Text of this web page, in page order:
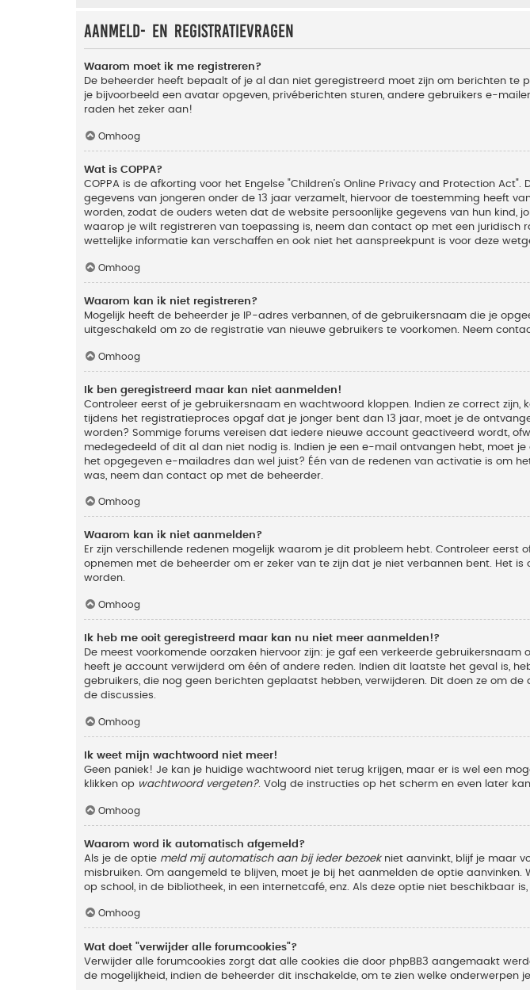
Aanmeld- en registratievragen
Waarom moet ik me registreren?
De beheerder heeft bepaalt of je al dan niet geregistreerd moet zijn om berichten te
je bijvoorbeeld een avatar opgeven, privéberichten sturen, andere gebruikers e-
raden het zeker aan!
Omhoog
Wat is COPPA?
COPPA is de afkorting voor het Engelse "Children’s Online Privacy and Protection
gegevens van jongeren onder de 13 jaar verzamelt, hiervoor de toestemming heeft
worden, zodat de ouders weten dat de website persoonlijke gegevens van hun kind,
waarop je wilt registreren van toepassing is, neem dan contact op met een
wettelijke informatie kan verschaffen en ook niet het aanspreekpunt is voor deze
Omhoog
Waarom kan ik niet registreren?
Mogelijk heeft de beheerder je IP-adres verbannen, of de gebruikersnaam die je
uitgeschakeld om zo de registratie van nieuwe gebruikers te voorkomen. Neem
Omhoog
Ik ben geregistreerd maar kan niet aanmelden!
Controleer eerst of je gebruikersnaam en wachtwoord kloppen. Indien ze correct zijn,
tijdens het registratieproces opgaf dat je jonger bent dan 13 jaar, moet je de
worden? Sommige forums vereisen dat iedere nieuwe account geactiveerd wordt,
medegedeeld of dit al dan niet nodig is. Indien je een e-mail ontvangen hebt, moet
het opgegeven e-mailadres dan wel juist? Één van de redenen van activatie is om
was, neem dan contact op met de beheerder.
Omhoog
Waarom kan ik niet aanmelden?
Er zijn verschillende redenen mogelijk waarom je dit probleem hebt. Controleer
opnemen met de beheerder om er zeker van te zijn dat je niet verbannen bent. Het
worden.
Omhoog
Ik heb me ooit geregistreerd maar kan nu niet meer aanmelden!?
De meest voorkomende oorzaken hiervoor zijn: je gaf een verkeerde
heeft je account verwijderd om één of andere reden. Indien dit laatste het geval is,
gebruikers, die nog geen berichten geplaatst hebben, verwijderen. Dit doen ze om
de discussies.
Omhoog
Ik weet mijn wachtwoord niet meer!
Geen paniek! Je kan je huidige wachtwoord niet terug krijgen, maar er is wel een
klikken op wachtwoord vergeten?. Volg de instructies op het scherm en even later
Omhoog
Waarom word ik automatisch afgemeld?
Als je de optie meld mij automatisch aan bij ieder bezoekniet aanvinkt, blijf je maar
misbruiken. Om aangemeld te blijven, moet je bij het aanmelden de optie
op school, in de bibliotheek, in een internetcafé, enz. Als deze optie niet beschikbaar
Omhoog
Wat doet "verwijder alle forumcookies"?
Verwijder alle forumcookies zorgt dat alle cookies die door phpBB3 aangemaakt
de mogelijkheid, indien de beheerder dit inschakelde, om te zien welke onderwerpen